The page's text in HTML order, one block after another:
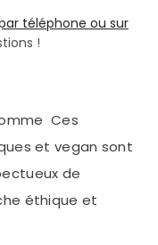
téléphone ou sur
!
Ces
et vegan sont
de
éthique et